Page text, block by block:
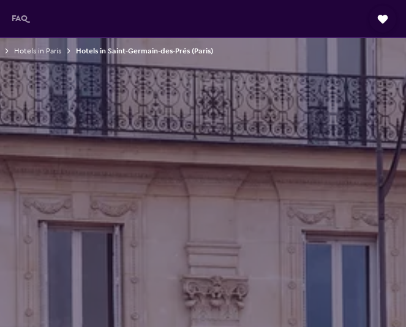
FAQ
Hotels in Paris Hotels in Saint-Germain-des-Prés (Paris)